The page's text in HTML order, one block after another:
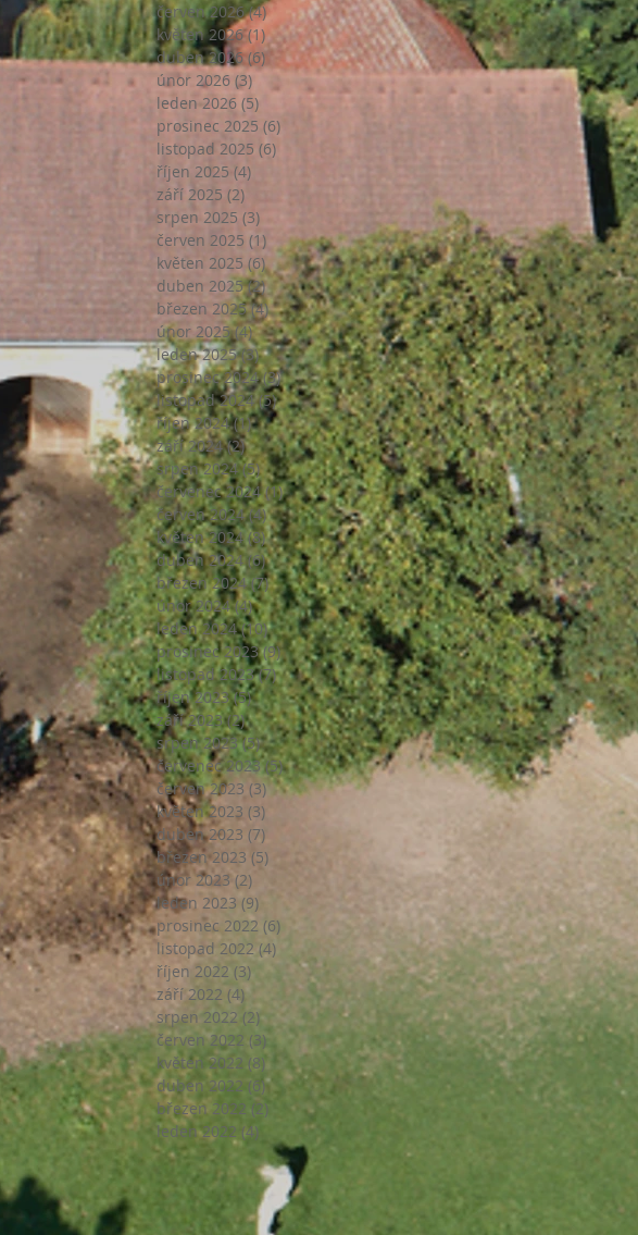
červen 2026 (4)4 příspěvky
květen 2026 (1)1 příspěvek
duben 2026 (6) 6 příspěvků
únor 2026 (3) 3 příspěvky
leden 2026 (5)
prosinec 2025 (6)
listopad 2025 (6)
říjen 2025 (4)
září 2025 (2)
srpen 2025 (3)
červen 2025 (1) 1 příspěvek
květen 2025 (6)6 příspěvků
duben 2025 (2)2 příspěvky
březen 2025 (4)4 příspěvky
únor 2025 (4)4 příspěvky
leden 2025 (3)3 příspěvky
prosinec 2024 (3)3 příspěvky
listopad 2024 (5)5 příspěvků
říjen 2024 (1)1 příspěvek
září 2024 (2)2 příspěvky
srpen 2024 (5)5 příspěvků
červenec 2024 (1)1 příspěvek
červen 2024 (4)4 příspěvky
květen 2024 (8)8 příspěvků
duben 2024 (6)6 příspěvků
březen 2024 (7)7 příspěvků
únor 2024 (4)4 příspěvky
leden 2024 (10)10 příspěvků
prosinec 2023 (9)9 příspěvků
listopad 2023 (7)7 příspěvků
říjen 2023 (5)5 příspěvků
září 2023 (2)2 příspěvky
srpen 2023 (5)5 příspěvků
červenec 2023 (5)5 příspěvků
červen 2023 (3)3 příspěvky
květen 2023 (3)
duben 2023 (7)
březen 2023 (5)
únor 2023 (2)
leden 2023 (9)
prosinec 2022 (6) 6 příspěvků
listopad 2022 (4) 4 příspěvky
říjen 2022 (3) 3 příspěvky
září 2022 (4)4 příspěvky
srpen 2022 (2)2 příspěvky
červen 2022 (3) 3 příspěvky
květen 2022 (8)8 příspěvků
duben 2022 (6)6 příspěvků
březen 2022 (2) 2 příspěvky
leden 2022 (4) 4 příspěvky